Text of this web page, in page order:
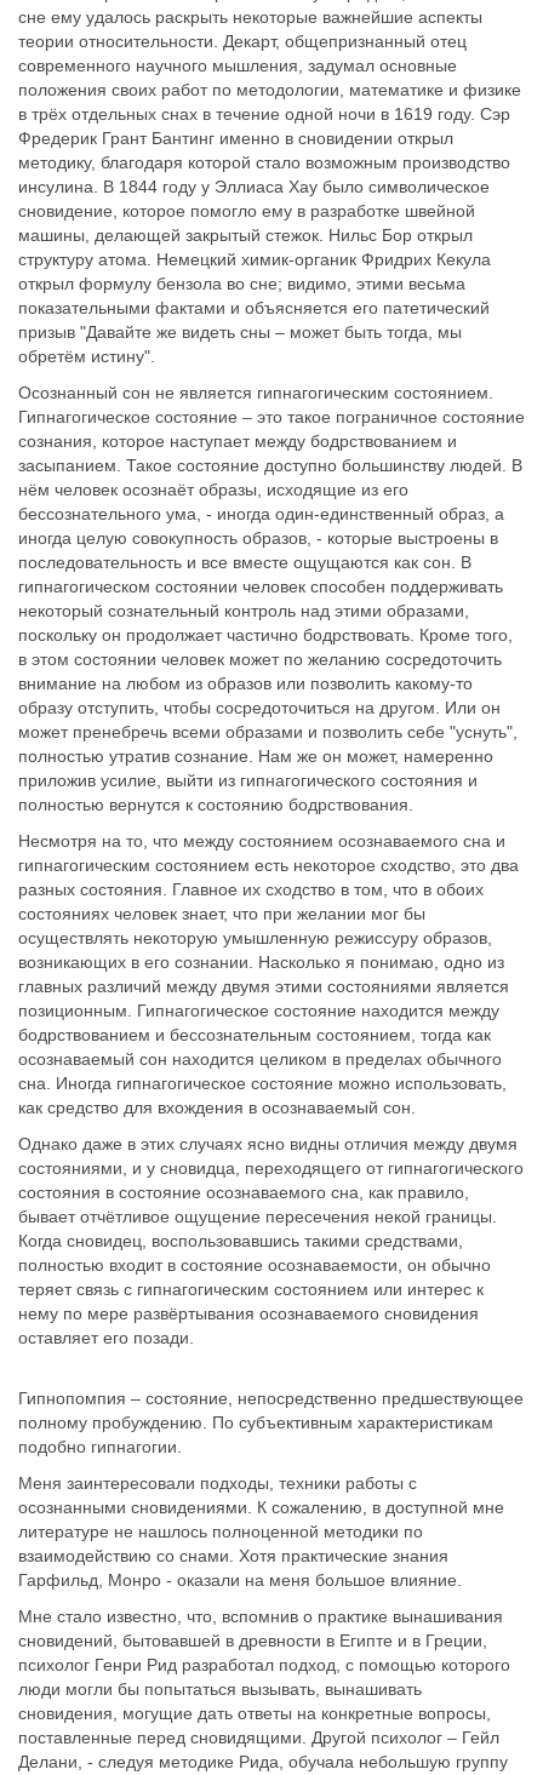
сне ему удалось раскрыть некоторые важнейшие аспекты
теории относительности. Декарт, общепризнанный отец
современного научного мышления, задумал основные
положения своих работ по методологии, математике и физике
в трёх отдельных снах в течение одной ночи в 1619 году. Сэр
Фредерик Грант Бантинг именно в сновидении открыл
методику, благодаря которой стало возможным производство
инсулина. В 1844 году у Эллиаса Хау было символическое
сновидение, которое помогло ему в разработке швейной
машины, делающей закрытый стежок. Нильс Бор открыл
структуру атома. Немецкий химик-органик Фридрих Кекула
открыл формулу бензола во сне; видимо, этими весьма
показательными фактами и объясняется его патетический
призыв "Давайте же видеть сны – может быть тогда, мы
обретём истину".
Осознанный сон не является гипнагогическим состоянием.
Гипнагогическое состояние – это такое пограничное состояние
сознания, которое наступает между бодрствованием и
засыпанием. Такое состояние доступно большинству людей. В
нём человек осознаёт образы, исходящие из его
бессознательного ума, - иногда один-единственный образ, а
иногда целую совокупность образов, - которые выстроены в
последовательность и все вместе ощущаются как сон. В
гипнагогическом состоянии человек способен поддерживать
некоторый сознательный контроль над этими образами,
поскольку он продолжает частично бодрствовать. Кроме того,
в этом состоянии человек может по желанию сосредоточить
внимание на любом из образов или позволить какому-то
образу отступить, чтобы сосредоточиться на другом. Или он
может пренебречь всеми образами и позволить себе "уснуть",
полностью утратив сознание. Нам же он может, намеренно
приложив усилие, выйти из гипнагогического состояния и
полностью вернутся к состоянию бодрствования.
Несмотря на то, что между состоянием осознаваемого сна и
гипнагогическим состоянием есть некоторое сходство, это два
разных состояния. Главное их сходство в том, что в обоих
состояниях человек знает, что при желании мог бы
осуществлять некоторую умышленную режиссуру образов,
возникающих в его сознании. Насколько я понимаю, одно из
главных различий между двумя этими состояниями является
позиционным. Гипнагогическое состояние находится между
бодрствованием и бессознательным состоянием, тогда как
осознаваемый сон находится целиком в пределах обычного
сна. Иногда гипнагогическое состояние можно использовать,
как средство для вхождения в осознаваемый сон.
Однако даже в этих случаях ясно видны отличия между двумя
состояниями, и у сновидца, переходящего от гипнагогического
состояния в состояние осознаваемого сна, как правило,
бывает отчётливое ощущение пересечения некой границы.
Когда сновидец, воспользовавшись такими средствами,
полностью входит в состояние осознаваемости, он обычно
теряет связь с гипнагогическим состоянием или интерес к
нему по мере развёртывания осознаваемого сновидения
оставляет его позади.
Гипнопомпия – состояние, непосредственно предшествующее
полному пробуждению. По субъективным характеристикам
подобно гипнагогии.
Меня заинтересовали подходы, техники работы с
осознанными сновидениями. К сожалению, в доступной мне
литературе не нашлось полноценной методики по
взаимодействию со снами. Хотя практические знания
Гарфильд, Монро - оказали на меня большое влияние.
Мне стало известно, что, вспомнив о практике вынашивания
сновидений, бытовавшей в древности в Египте и в Греции,
психолог Генри Рид разработал подход, с помощью которого
люди могли бы попытаться вызывать, вынашивать
сновидения, могущие дать ответы на конкретные вопросы,
поставленные перед сновидящими. Другой психолог – Гейл
Делани, - следуя методике Рида, обучала небольшую группу